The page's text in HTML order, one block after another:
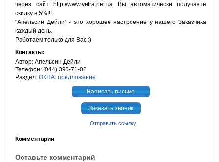
через сайт http://www.vetra.net.ua Вы автоматически получаете
скидку в 5%!!!
"Апельсин Дейли" - это хорошее настроение у нашего Заказчика
каждый день.
Работаем только для Вас :)
Контакты:
Автор: Апельсин Дейли
Телефон: (044) 390-71-02
Раздел: ОКНА: предложение
Написать письмо
Заказать звонок
Отправить ссылку
Комментарии
Оставьте комментарий